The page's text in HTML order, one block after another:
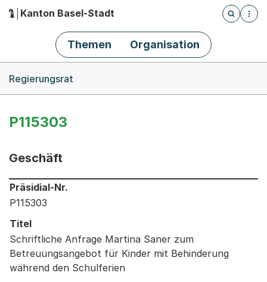
Hauptnavigation
Kanton Basel-Stadt
Öffnet
Themen Organisation
Regierungsrat
P115303
Geschäft
Informationen zum Ausgewählten Geschäft
Präsidial-Nr.
P115303
Titel
Schriftliche Anfrage Martina Saner zum
Betreuungsangebot für Kinder mit Behinderung
während den Schulferien